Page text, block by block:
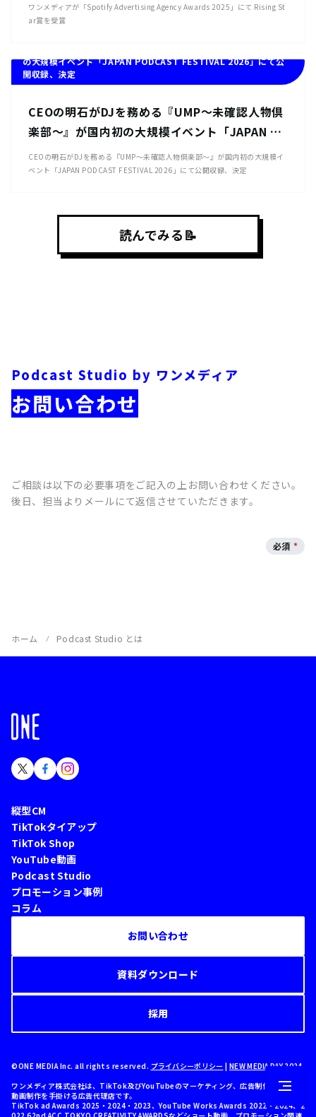
ワンメディアが「Spotify Advertising Agency Awards 2025」にて Rising St
ar賞を受賞
の大規模イベント「JAPAN PODCAST FESTIVAL 2026」にて公
開収録、決定
CEOの明石がDJを務める『UMP〜未確認⼈物倶
楽部〜』が国内初の大規模イベント「JAPAN PO
DCAST FESTIVAL 2026」にて公開収録、決定
CEOの明石がDJを務める『UMP〜未確認⼈物倶楽部〜』が国内初の大規模イ
ベント「JAPAN PODCAST FESTIVAL 2026」にて公開収録、決定
読んでみる📝
Podcast Studio by ワンメディア
お問い合わせ
ご相談は以下の必要事項をご記入の上お問い合わせください。
後日、担当よりメールにて返信させていただきます。
必須 *
ホーム Podcast Studio とは
縦型CM
TikTokタイアップ
TikTok Shop
YouTube動画
Podcast Studio
プロモーション事例
コラム
お問い合わせ
資料ダウンロード
採用
©ONE MEDIA Inc. all rights reserved. プライバシーポリシー | NEW MEDIA DAY 2024
ワンメディア株式会社は、TikTok及びYouTubeのマーケティング、広告制作・配信、
動画制作を手掛ける広告代理店です。
TikTok ad Awards 2025・2024・2023、YouTube Works Awards 2022・2024、2